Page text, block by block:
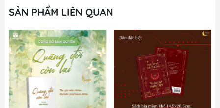
SẢN PHẨM LIÊN QUAN